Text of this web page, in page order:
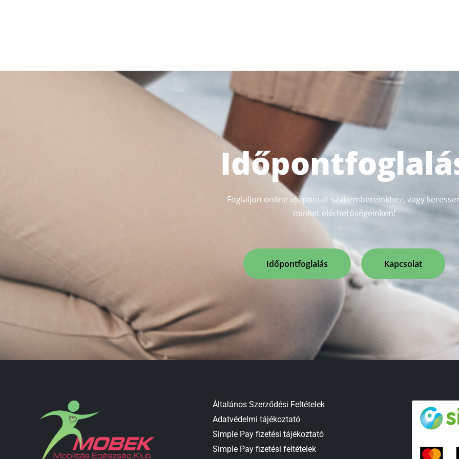
Foglaljon online időpontot szakembereinkhez, vagy
minket elérhetőségeinken!
Időpontfoglalás Kapcsolat
Általános Szerződési Feltételek
Adatvédelmi tájékoztató
Simple Pay fizetési tájékoztató
Simple Pay fizetési feltételek